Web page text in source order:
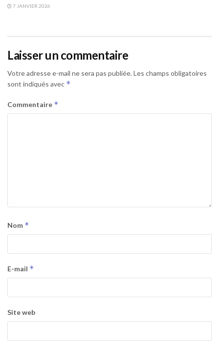
7 JANVIER 2026
Laisser un commentaire
Votre adresse e-mail ne sera pas publiée. Les champs obligatoires
sont indiqués avec *
Commentaire *
Nom *
E-mail *
Site web